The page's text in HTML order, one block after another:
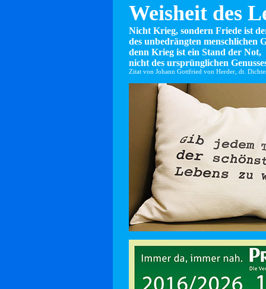
Weisheit des
Nicht Krieg, sondern Friede ist
des unbedrängten menschlichen
denn Krieg ist ein Stand der Not,
nicht des ursprünglichen
Zitat von Johann Gottfried von Herder, dt.